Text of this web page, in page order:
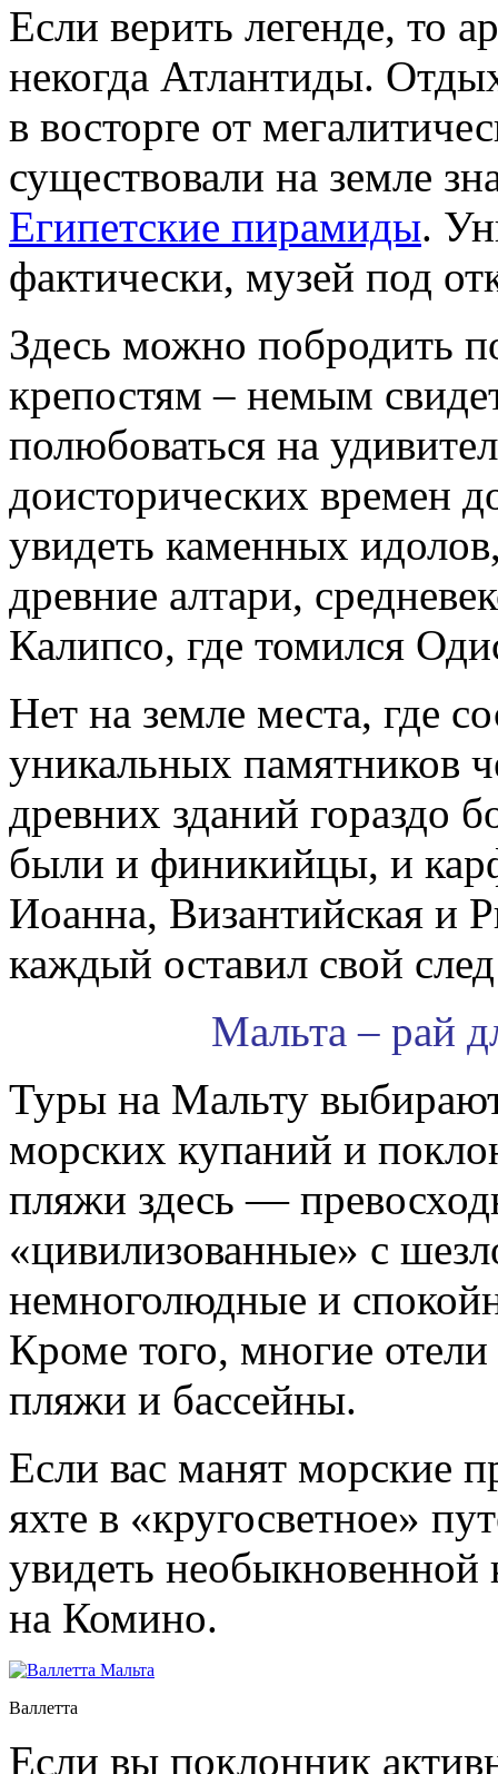
Если верить легенде, то
некогда Атлантиды.
в восторге от
существовали на земле
Египетские пирамиды.
фактически, музей под
Здесь можно побродить
крепостям – немым
полюбоваться на
доисторических времен
увидеть каменных
древние алтари,
Калипсо, где томился
Нет на земле места, где
уникальных памятников
древних зданий гораздо
были и финикийцы, и
Иоанна, Византийская и
каждый оставил свой
Мальта – рай
Туры на Мальту
морских купаний и
пляжи здесь —
«цивилизованные» с
немноголюдные и
Кроме того, многие
пляжи и бассейны.
Если вас манят морские
яхте в «кругосветное»
увидеть
на Комино.
Валлетта
Если вы поклонник